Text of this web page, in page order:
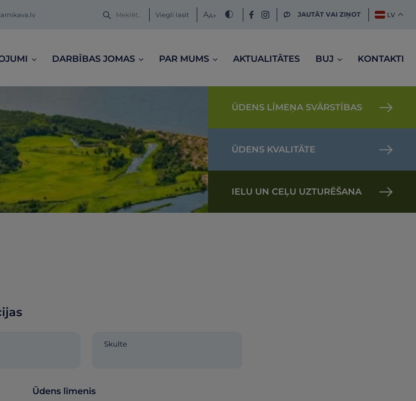
Viegli lasīt AA+ JAUTĀT VAI ZIŅOT LV
DARBĪBAS JOMAS PAR MUMS AKTUALITĀTES BUJ KONTAKTI
ŪDENS LĪMEŅA SVĀRSTĪBAS
ŪDENS KVALITĀTE
IELU UN CEĻU UZTURĒŠANA
Skulte